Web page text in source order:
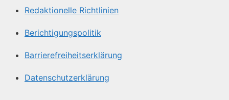
Redaktionelle Richtlinien
Berichtigungspolitik
Barrierefreiheitserklärung
Datenschutzerklärung